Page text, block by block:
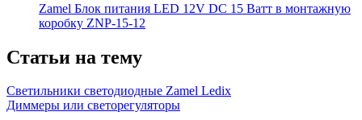
Zamel Блок питания LED 12V DC 15 Ватт в монтажную
коробку ZNP-15-12
Статьи на тему
Светильники светодиодные Zamel Ledix
Диммеры или светорегуляторы